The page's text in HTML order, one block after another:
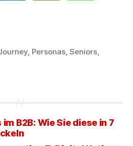
, Personas, Seniors,
B2B: Wie Sie diese in 7